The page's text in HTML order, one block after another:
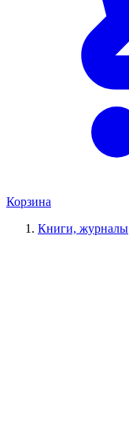
Корзина
Книги, журналы